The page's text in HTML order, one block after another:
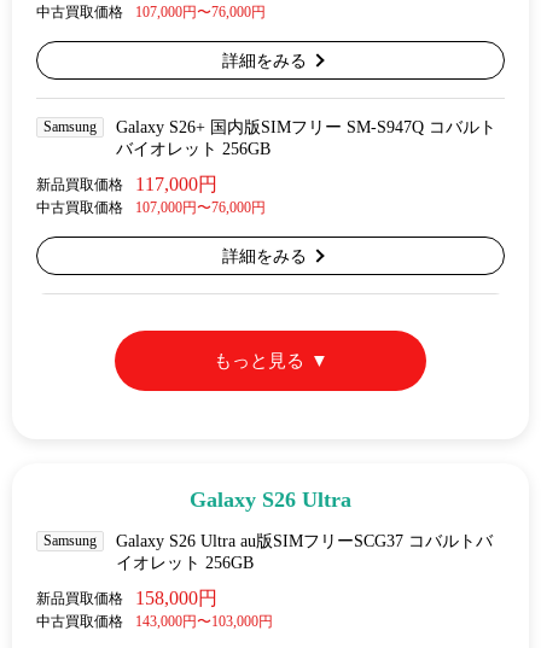
中古買取価格 107,000円〜76,000円
詳細をみる
Samsung
Galaxy S26+ 国内版SIMフリー SM-S947Q コバルト
バイオレット 256GB
新品買取価格 117,000円
中古買取価格 107,000円〜76,000円
詳細をみる
もっと見る
Galaxy S26 Ultra
Samsung
Galaxy S26 Ultra au版SIMフリーSCG37 コバルトバ
イオレット 256GB
新品買取価格 158,000円
中古買取価格 143,000円〜103,000円